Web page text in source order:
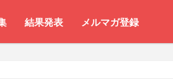
結果発表 メルマガ登録